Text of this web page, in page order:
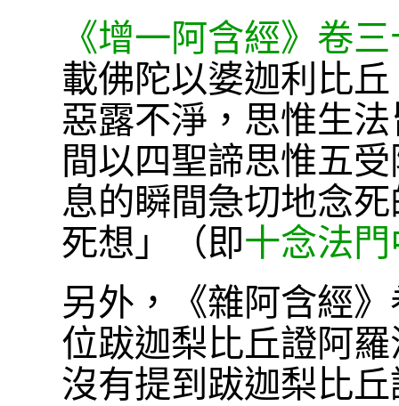
《增一阿含經》卷
載佛陀以婆迦利比
惡露不淨，思惟生
間以四聖諦思惟五
息的瞬間急切地念
死想」（即十念法
另外，《雜阿含經
位跋迦梨比丘證阿
沒有提到跋迦梨比